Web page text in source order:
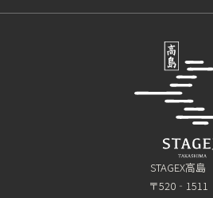
STAGEX高島
〒520‐1511